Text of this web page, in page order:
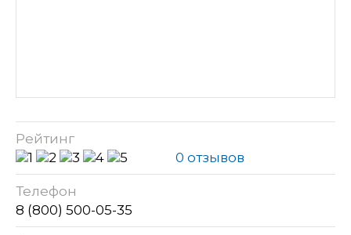
Рейтинг
0 отзывов
Телефон
8 (800) 500-05-35